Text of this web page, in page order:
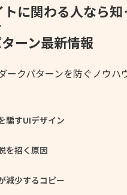
に関わる人なら知
ーン最新情報
ークパターンを防ぐノウハ
騙すUIデザイン
を招く原因
減少するコピー